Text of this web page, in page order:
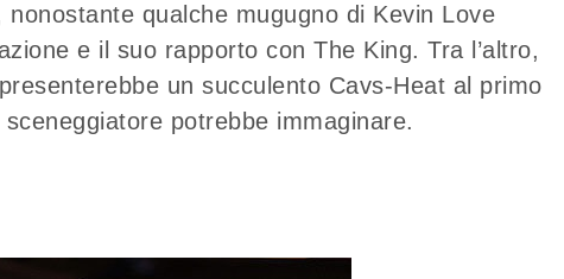
qualche mugugno di Kevin Love
e il suo rapporto con The King. Tra l’altro,
un succulento Cavs-Heat al primo
potrebbe immaginare.